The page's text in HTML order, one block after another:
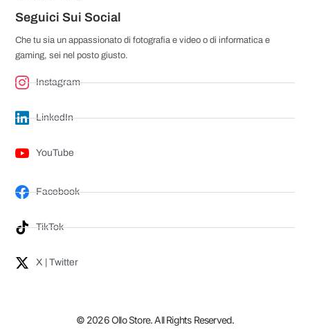
Seguici Sui Social
Che tu sia un appassionato di fotografia e video o di informatica e
gaming, sei nel posto giusto.
Instagram
LinkedIn
YouTube
Facebook
TikTok
X | Twitter
© 2026 Ollo Store. All Rights Reserved.